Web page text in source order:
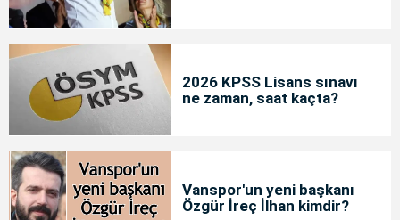
2026 KPSS Lisans sınavı
ne zaman, saat kaçta?
Vanspor'un yeni başkanı
Özgür İreç İlhan kimdir?